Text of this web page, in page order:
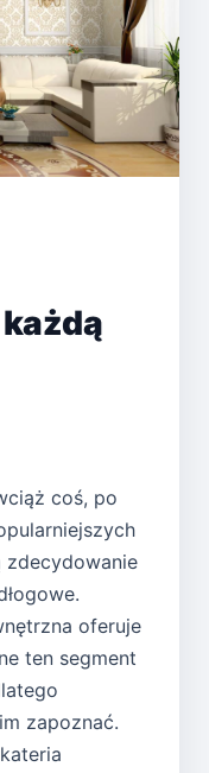
coś, po
oferuje
ten segment
zapoznać.